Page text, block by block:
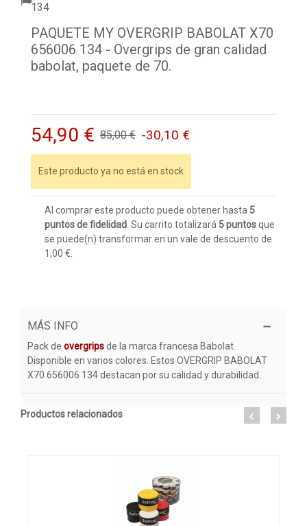
134
PAQUETE MY OVERGRIP BABOLAT X70
656006 134 - Overgrips de gran calidad
babolat, paquete de 70.
54,90 € 85,00 € -30,10 €
Este producto ya no está en stock
Al comprar este producto puede obtener hasta 5
puntos de fidelidad . Su carrito totalizará 5puntosque
se puede(n) transformar en un vale de descuento de
1,00 €
MÁS INFO
Pack de overgripsde la marca francesa Babolat.
Disponible en varios colores. Estos OVERGRIP BABOLAT
X70 656006 134 destacan por su calidad y durabilidad.
Productos relacionados